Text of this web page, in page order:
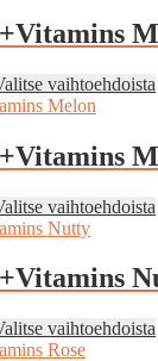
€
€
€
vaihtoehdoista
€
€
vaihtoehdoista
€
vaihtoehdoista